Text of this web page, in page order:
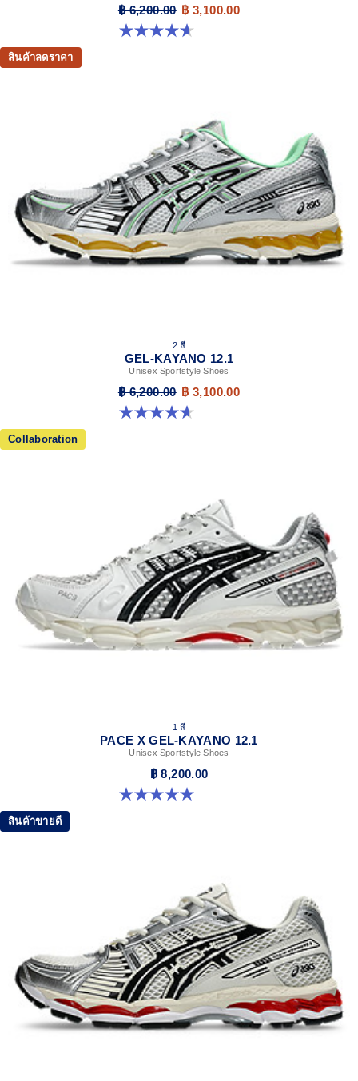
฿ 6,200.00 ฿ 3,100.00
4.6 จาก 5 ดาว 13 รีวิว
สินค้าลดราคา
2 สี
GEL-KAYANO 12.1
Unisex Sportstyle Shoes
฿ 6,200.00 ฿ 3,100.00
4.6 จาก 5 ดาว 13 รีวิว
Collaboration
1 สี
PACE X GEL-KAYANO 12.1
Unisex Sportstyle Shoes
฿ 8,200.00
5.0 จาก 5 ดาว 3 รีวิว
สินค้าขายดี